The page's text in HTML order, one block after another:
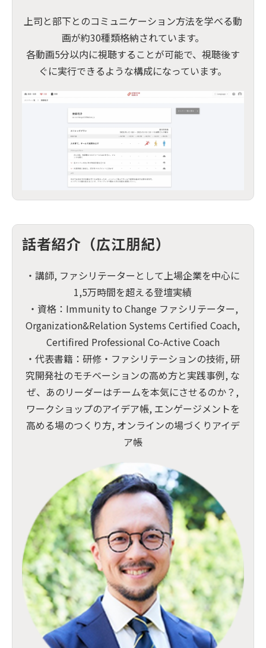
上司と部下とのコミュニケーション方法を学べる動
画が約30種類格納されています。
各動画5分以内に視聴することが可能で、視聴後す
ぐに実行できるような構成になっています。
話者紹介（広江朋紀）
・講師, ファシリテーターとして上場企業を中心に
1,5万時間を超える登壇実績
・資格：Immunity to Change ファシリテーター,
Organization&Relation Systems Certified Coach,
Certifired Professional Co-Active Coach
・代表書籍：研修・ファシリテーションの技術, 研
究開発社のモチベーションの高め方と実践事例, な
ぜ、あのリーダーはチームを本気にさせるのか？,
ワークショップのアイデア帳, エンゲージメントを
高める場のつくり方, オンラインの場づくりアイデ
ア帳